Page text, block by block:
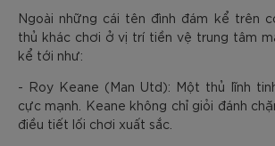
Ngoài những cái tên đình đám kể trên
thủ khác chơi ở vị trí tiền vệ trung tâm
kể tới như:
- Roy Keane (Man Utd): Một thủ lĩnh
cực mạnh. Keane không chỉ giỏi đánh
điều tiết lối chơi xuất sắc.